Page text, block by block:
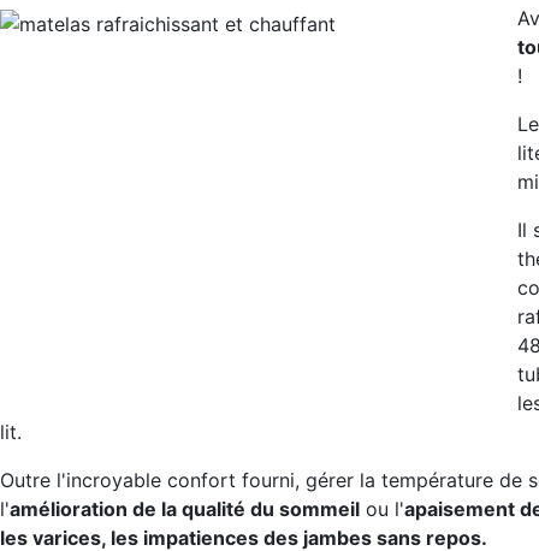
!
Il
lit.
Outre l'incroyable confort fourni, gérer la température de
l'amélioration de la qualité du sommeil ou l'apaisement
les varices, les impatiences des jambes sans repos.